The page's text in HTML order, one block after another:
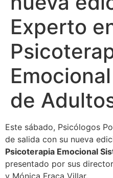
Experto
de
Este sábado, Psicólogos
de salida con su nueva
Psicoterapia Emocional
presentado por sus
y Mónica Fraca Villar.